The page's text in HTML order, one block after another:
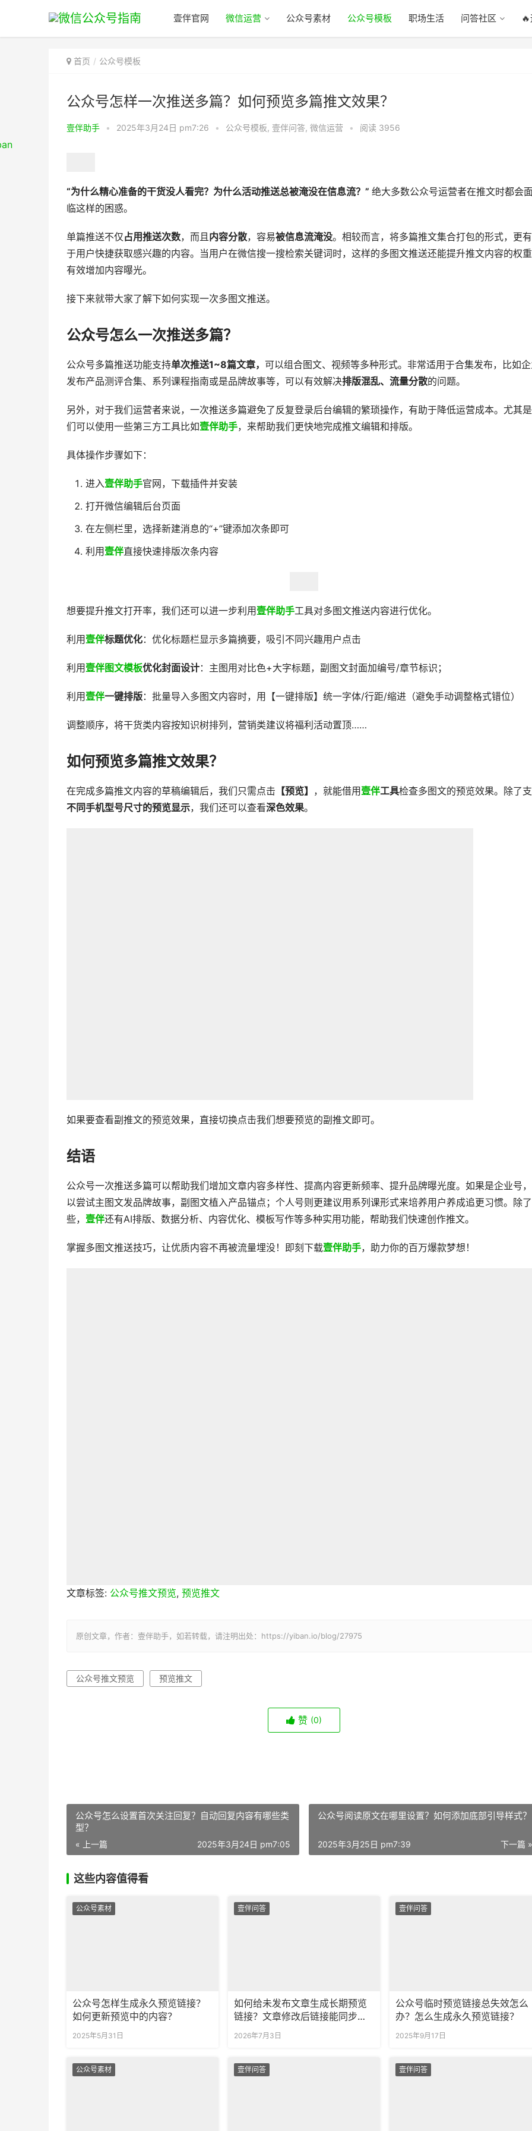
壹伴官网 微信运营 公众号素材 公众号模板 职场生活 问答社区
首页 公众号模板
公众号怎样一次推送多篇？如何预览多篇推文效果？
壹伴助手 • 2025年3月24日 pm7:26 • 公众号模板, 壹伴问答, 微信运营 • 阅读 3956
“为什么精心准备的干货没人看完？为什么活动推送总被淹没在信息流？” 绝大多数公众号运营者在推文时都会
临这样的困惑。
单篇推送不仅占用推送次数，而且内容分散，容易被信息流淹没。相较而言，将多篇推文集合打包的形式，更
于用户快捷获取感兴趣的内容。当用户在微信搜一搜检索关键词时，这样的多图文推送还能提升推文内容的权
有效增加内容曝光。
接下来就带大家了解下如何实现一次多图文推送。
公众号怎么一次推送多篇？
公众号多篇推送功能支持单次推送1~8篇文章， 可以组合图文、视频等多种形式。非常适用于合集发布，比如
发布产品测评合集、系列课程指南或是品牌故事等，可以有效解决排版混乱、流量分散的问题。
另外，对于我们运营者来说，一次推送多篇避免了反复登录后台编辑的繁琐操作，有助于降低运营成本。尤其
们可以使用一些第三方工具比如壹伴助手，来帮助我们更快地完成推文编辑和排版。
具体操作步骤如下：
进入壹伴助手官网，下载插件并安装
打开微信编辑后台页面
在左侧栏里，选择新建消息的“+”键添加次条即可
利用壹伴直接快速排版次条内容
想要提升推文打开率，我们还可以进一步利用壹伴助手工具对多图文推送内容进行优化。
利用壹伴标题优化：优化标题栏显示多篇摘要，吸引不同兴趣用户点击
利用壹伴图文模板优化封面设计：主图用对比色+大字标题，副图文封面加编号/章节标识；
利用壹伴一键排版：批量导入多图文内容时，用【一键排版】统一字体/行距/缩进（避免手动调整格式错位）
调整顺序，将干货类内容按知识树排列，营销类建议将福利活动置顶……
如何预览多篇推文效果？
在完成多篇推文内容的草稿编辑后，我们只需点击 【预览】 ，就能借用壹伴工具检查多图文的预览效果。除了
不同手机型号尺寸的预览显示，我们还可以查看深色效果。
如果要查看副推文的预览效果，直接切换点击我们想要预览的副推文即可。
结语
公众号一次推送多篇可以帮助我们增加文章内容多样性、提高内容更新频率、提升品牌曝光度。如果是企业号
以尝试主图文发品牌故事，副图文植入产品锚点；个人号则更建议用系列课形式来培养用户养成追更习惯。除
些， 壹伴还有AI排版、数据分析、内容优化、模板写作等多种实用功能，帮助我们快速创作推文。
掌握多图文推送技巧，让优质内容不再被流量埋没！即刻下载壹伴助手，助力你的百万爆款梦想！
文章标签: 公众号推文预览, 预览推文
原创文章，作者：壹伴助手，如若转载，请注明出处：https://yiban.io/blog/27975
公众号推文预览 预览推文
赞 (0)
公众号怎么设置首次关注回复？自动回复内容有哪些类
型？
« 上一篇 2025年3月24日 pm7:05
公众号阅读原文在哪里设置？如何添加底部引导样式？
下一篇 »
2025年3月25日 pm7:39
这些内容值得看
公众号素材
公众号怎样生成永久预览链接？
如何更新预览中的内容？
2025年5月31日
壹伴问答
如何给未发布文章生成长期预览
链接？文章修改后链接能同步更
新吗？
2026年7月3日
壹伴问答
公众号临时预览链接总失效怎么
办？怎么生成永久预览链接？
2025年9月17日
公众号素材 壹伴问答 壹伴问答